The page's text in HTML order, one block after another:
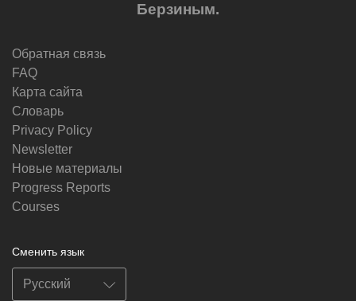
Берзиным.
Обратная связь
FAQ
Карта сайта
Словарь
Privacy Policy
Newsletter
Новые материалы
Progress Reports
Courses
Сменить язык